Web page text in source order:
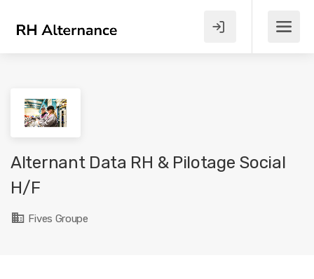
Alternant Data RH & Pilotage Social
H/F
Fives Groupe